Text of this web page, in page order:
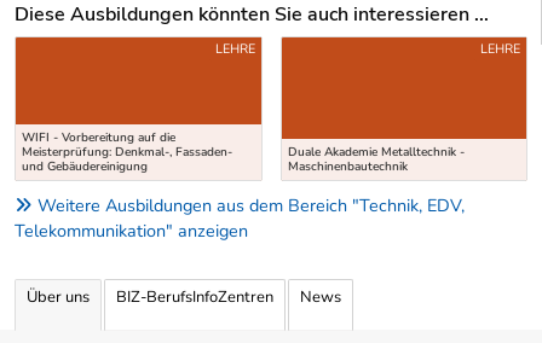
Diese Ausbildungen könnten Sie auch interessieren ...
Uber weitere Ausbildungsvorschläge
WIFI - Vorbereitung auf die
Meisterprüfung: Denkmal-, Fassaden-
und Gebäudereinigung
LEHRE
Duale Akademie Metalltechnik -
Maschinenbautechnik
LEHRE
Weitere Ausbildungen aus dem Bereich "Technik, EDV,
Telekommunikation" anzeigen
Über uns BIZ-BerufsInfoZentren News